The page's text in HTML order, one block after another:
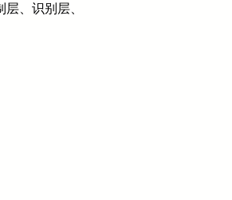
、识别层、